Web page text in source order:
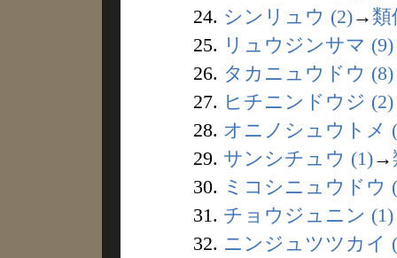
24. シンリュウ (2)→ 類
25. リュウジンサマ (9)
26. タカニュウドウ (8)
27. ヒチニンドウジ (2)
28. オニノシュウトメ
29. サンシチュウ (1)→
30. ミコシニュウドウ
31. チョウジュニン (1)
32. ニンジュツツカイ